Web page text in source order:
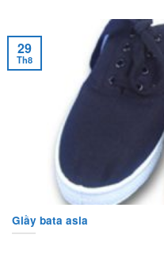
Giầy bata asia
29
Th8